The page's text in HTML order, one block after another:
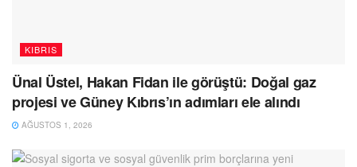
KIBRIS
Ünal Üstel, Hakan Fidan ile görüştü: Doğal gaz
projesi ve Güney Kıbrıs’ın adımları ele alındı
AĞUSTOS 1, 2026